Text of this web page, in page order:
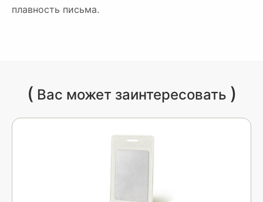
плавность письма.
( Вас может заинтересовать )